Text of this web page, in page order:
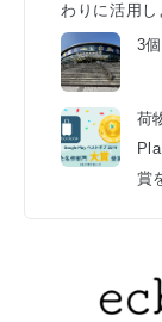
わりに活用し
3
荷
賞